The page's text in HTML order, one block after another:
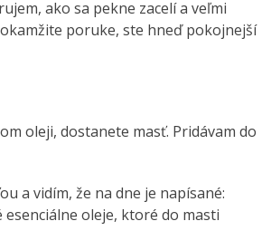
ako sa pekne zacelí a veľmi
poruke, ste hneď pokojnejší
oleji, dostanete masť. Pridávam do
a vidím, že na dne je napísané:
oleje, ktoré do masti